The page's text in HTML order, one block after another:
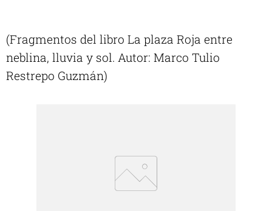
(Fragmentos del libro La plaza Roja entre
neblina, lluvia y sol. Autor: Marco Tulio
Restrepo Guzmán)